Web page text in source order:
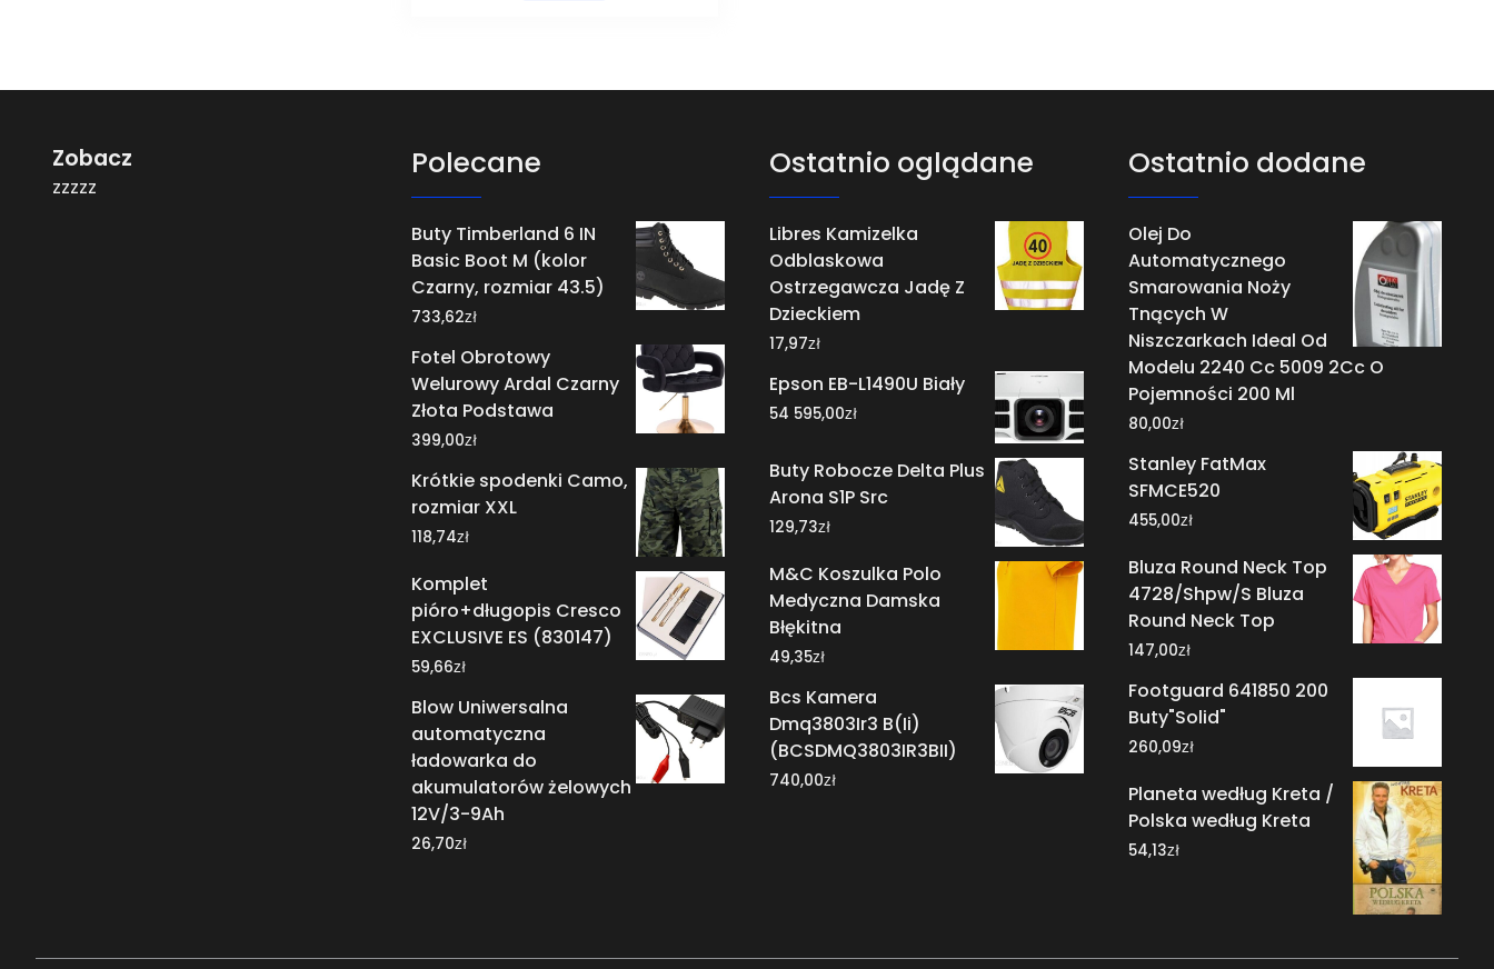
Zobacz
zzzzz
Polecane
Buty Timberland 6 IN
Basic Boot M (kolor
Czarny, rozmiar 43.5)
733,62zł
Fotel Obrotowy
Welurowy Ardal Czarny
Złota Podstawa
399,00zł
Krótkie spodenki Camo,
rozmiar XXL
118,74zł
Komplet
pióro+długopis Cresco
EXCLUSIVE ES (830147)
59,66zł
Blow Uniwersalna
automatyczna
ładowarka do
akumulatorów żelowych
12V/3-9Ah
26,70zł
Ostatnio oglądane
Libres Kamizelka
Odblaskowa
Ostrzegawcza Jadę Z
Dzieckiem
17,97zł
Epson EB-L1490U Biały
54 595,00zł
Buty Robocze Delta Plus
Arona S1P Src
129,73zł
M&C Koszulka Polo
Medyczna Damska
Błękitna
49,35zł
Bcs Kamera
Dmq3803Ir3 B(Ii)
(BCSDMQ3803IR3BII)
740,00zł
Ostatnio dodane
Olej Do
Automatycznego
Smarowania Noży
Tnących W
Niszczarkach Ideal Od
Modelu 2240 Cc 5009 2Cc O
Pojemności 200 Ml
80,00zł
Stanley FatMax
SFMCE520
455,00zł
Bluza Round Neck Top
4728/Shpw/S Bluza
Round Neck Top
147,00zł
Footguard 641850 200
Buty"Solid"
260,09zł
Planeta według Kreta /
Polska według Kreta
54,13zł